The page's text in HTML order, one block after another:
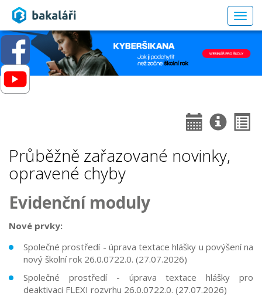
Průběžně zařazované novinky,
opravené chyby
Evidenční moduly
Nové prvky:
Společné prostředí - úprava textace hlášky u povýšení na
nový školní rok 26.0.0722.0. (27.07.2026)
Společné prostředí - úprava textace hlášky pro
deaktivaci FLEXI rozvrhu 26.0.0722.0. (27.07.2026)